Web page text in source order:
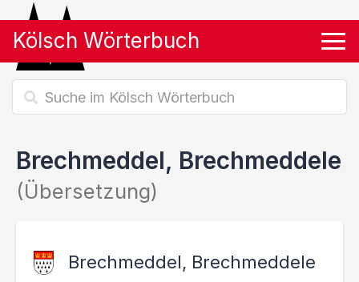
Kölsch Wörterbuch
Brechmeddel, Brechmeddele
(Übersetzung)
Brechmeddel, Brechmeddele